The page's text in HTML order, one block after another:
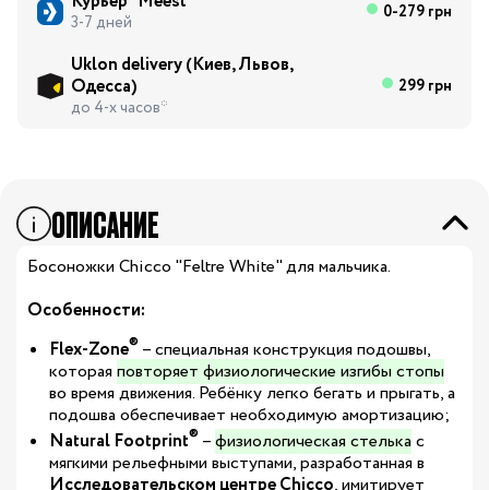
3-7 дней 0-279 грн
Uklon delivery (Киев, Львов,
Одесса)
до 4-х часов*
299 грн
ОПИСАНИЕ
Босоножки Chicco "Feltre White" для мальчика.
Особенности:
Flex-Zone® – специальная конструкция подошвы,
которая повторяет физиологические изгибы стопы
во время движения. Ребёнку легко бегать и прыгать, а
подошва обеспечивает необходимую амортизацию;
Natural Footprint® –физиологическая стелька с
мягкими рельефными выступами,разработанная в